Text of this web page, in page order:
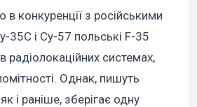
в конкуренції з російськими
35С і Су-57 польські F-35
радіолокаційних системах,
Однак, пишуть
і раніше, зберігає одну